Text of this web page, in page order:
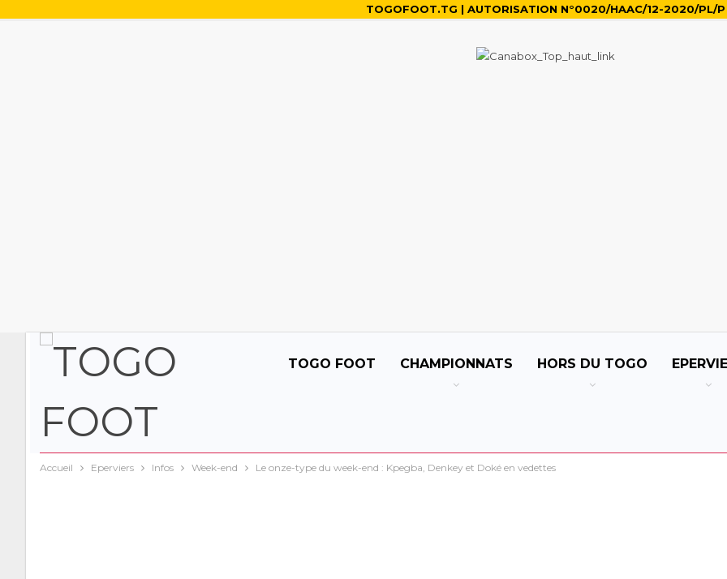
TOGOFOOT.TG | AUTORISATION N°0020/HAAC/12-2020/PL/P
TOGO FOOT CHAMPIONNATS HORS DU TOGO
Accueil Eperviers Infos Week-end Le onze-type du week-end : Kpegba, Denkey et Doké en vedettes